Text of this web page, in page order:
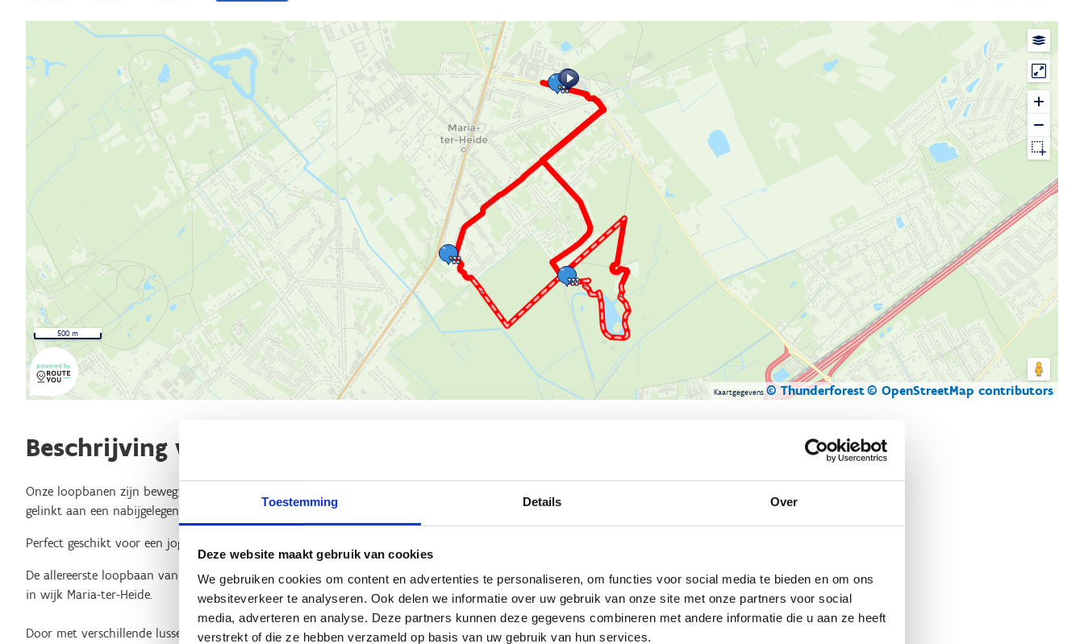
Toestemming Details Over
Deze website maakt gebruik van cookies
We gebruiken cookies om content en advertenties te personaliseren, om functies voor social media te bieden en om ons
websiteverkeer te analyseren. Ook delen we informatie over uw gebruik van onze site met onze partners voor social
media, adverteren en analyse. Deze partners kunnen deze gegevens combineren met andere informatie die u aan ze heeft
verstrekt of die ze hebben verzameld op basis van uw gebruik van hun services.
Kaartgegevens© Thunderforest© OpenStreetMap contributors
500 m
Beschrijving van de route
Onze loopbanen zijn bewegwijzerde looproutes in de buurt van een bedrijventerrein, vaak
gelinkt aan een nabijgelegen natuurgebied.
Perfect geschikt voor een jogging, een lunchwandeling of een actieve vergadering.
De allereerste loopbaan van Brasschaat bevindt zich op het bedrijventerrein Campus Coppens
in wijk Maria-ter-Heide.
Door met verschillende lussen te werken is Loopbaan Campus Coppens perfect voor zowel